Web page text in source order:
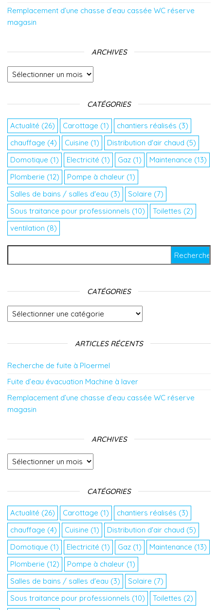
Remplacement d’une chasse d’eau cassée WC réserve
magasin
ARCHIVES
Archives
CATÉGORIES
Actualité (26) Carottage (1) chantiers réalisés (3)
chauffage (4) Cuisine (1) Distribution d'air chaud (5)
Domotique (1) Electricité (1) Gaz (1) Maintenance (13)
Plomberie (12) Pompe à chaleur (1)
Salles de bains / salles d'eau (3) Solaire (7)
Sous traitance pour professionnels (10) Toilettes (2)
ventilation (8)
CATÉGORIES
Catégories
ARTICLES RÉCENTS
Recherche de fuite à Ploermel
Fuite d’eau évacuation Machine à laver
Remplacement d’une chasse d’eau cassée WC réserve
magasin
ARCHIVES
Archives
CATÉGORIES
Actualité (26) Carottage (1) chantiers réalisés (3)
chauffage (4) Cuisine (1) Distribution d'air chaud (5)
Domotique (1) Electricité (1) Gaz (1) Maintenance (13)
Plomberie (12) Pompe à chaleur (1)
Salles de bains / salles d'eau (3) Solaire (7)
Sous traitance pour professionnels (10) Toilettes (2)